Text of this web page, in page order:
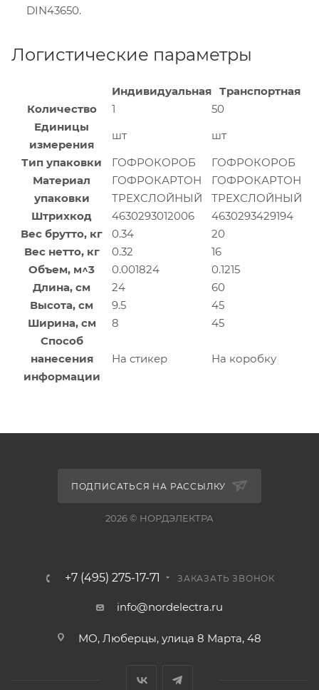
DIN43650.
Логистические параметры
Индивидуальная Транспортная
Количество
1
50
Единицы
измерения
шт
шт
Тип упаковки
ГОФРОКОРОБ
ГОФРОКОРОБ
Материал
упаковки
ГОФРОКАРТОН
ТРЕХСЛОЙНЫЙ
ГОФРОКАРТОН
ТРЕХСЛОЙНЫЙ
Штрихкод
4630293012006
4630293429194
Вес брутто, кг
0.34
20
Вес нетто, кг
0.32
16
Объем, м^3
0.001824
0.1215
Длина, см
24
60
Высота, см
9.5
45
Ширина, см
8
45
Способ
нанесения
информации
На стикер На коробку
ПОДПИСАТЬСЯ НА РАССЫЛКУ
2026 © НОРДЭЛЕКТРА
+7 (495) 275-17-71 ЗАКАЗАТЬ ЗВОНОК
info@nordelectra.ru
МО, Люберцы, улица 8 Марта, 48